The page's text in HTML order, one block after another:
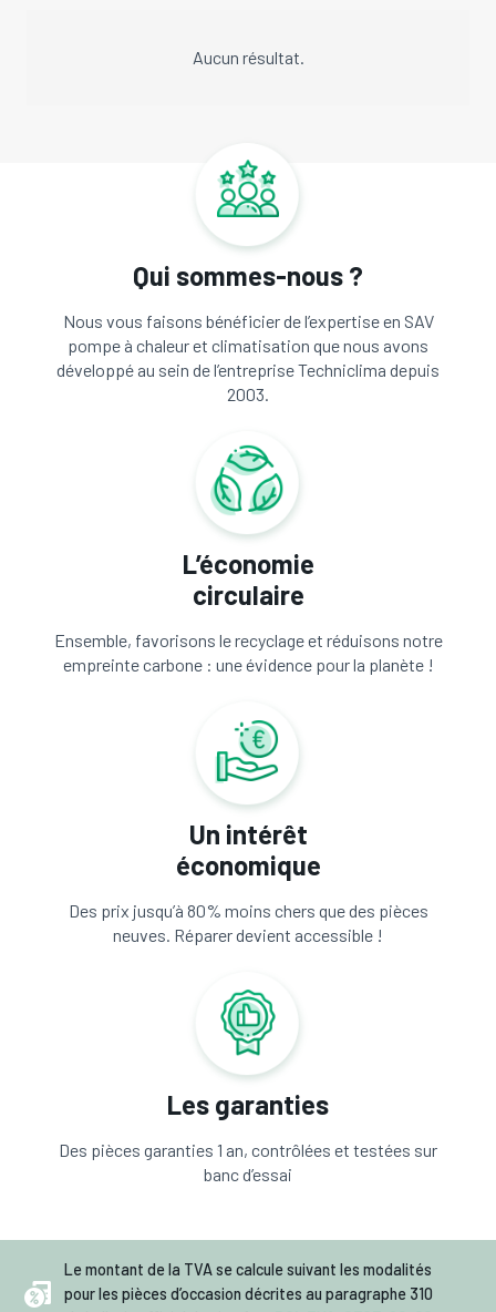
Aucun résultat.
Qui sommes-nous ?
Nous vous faisons bénéficier de l’expertise en SAV
pompe à chaleur et climatisation que nous avons
développé au sein de l’entreprise Techniclima depuis
2003.
L’économie
circulaire
Ensemble, favorisons le recyclage et réduisons notre
empreinte carbone : une évidence pour la planète !
Un intérêt
économique
Des prix jusqu’à 80% moins chers que des pièces
neuves. Réparer devient accessible !
Les garanties
Des pièces garanties 1 an, contrôlées et testées sur
banc d’essai
Le montant de la TVA se calcule suivant les modalités
pour les pièces d’occasion décrites au paragraphe 310